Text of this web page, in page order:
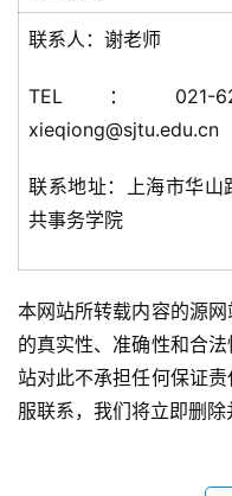
联系人：谢老师
TEL：021-
xieqiong@sjtu.edu.cn
联系地址：上海市华
共事务学院
本网站所转载内容的源
的真实性、准确性和合
站对此不承担任何保证
服联系，我们将立即删除